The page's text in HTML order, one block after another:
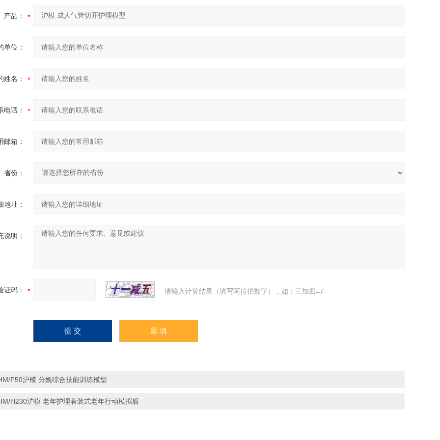
产品：
单位：
姓名：
电话：
邮箱：
省份：
地址：
说明：
证码： 请输入计算结果（填写阿拉伯数字），如：三加四=7
F50沪模 分娩综合技能训练模型
H230沪模 老年护理着装式老年行动模拟服